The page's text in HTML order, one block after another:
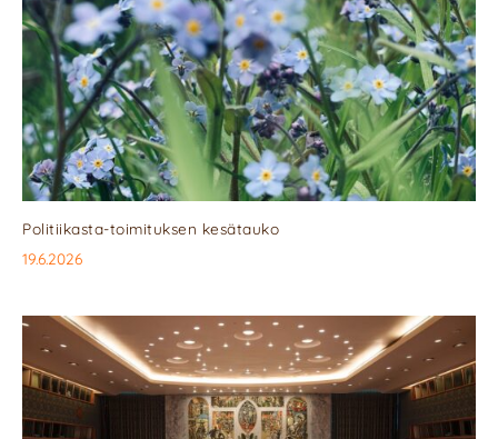
Politiikasta-toimituksen kesätauko
19.6.2026